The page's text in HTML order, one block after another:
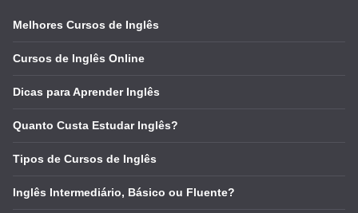
Melhores Cursos de Inglês
Cursos de Inglês Online
Dicas para Aprender Inglês
Quanto Custa Estudar Inglês?
Tipos de Cursos de Inglês
Inglês Intermediário, Básico ou Fluente?